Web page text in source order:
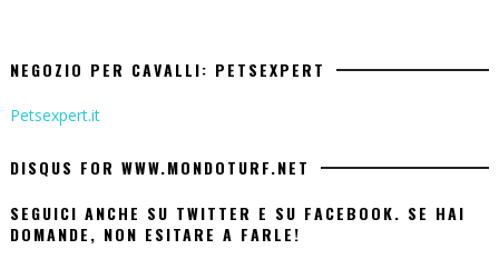
NEGOZIO PER CAVALLI: PETSEXPERT
Petsexpert.it
DISQUS FOR WWW.MONDOTURF.NET
SEGUICI ANCHE SU TWITTER E SU FACEBOOK. SE HAI
DOMANDE, NON ESITARE A FARLE!